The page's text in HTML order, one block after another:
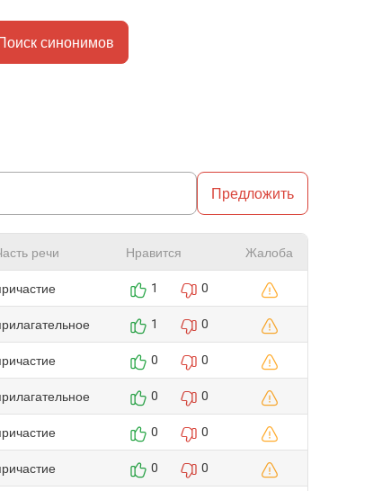
синонимов
Предложить
речи Нравится Жалоба
1 0
1 0
0 0
0 0
0 0
0 0